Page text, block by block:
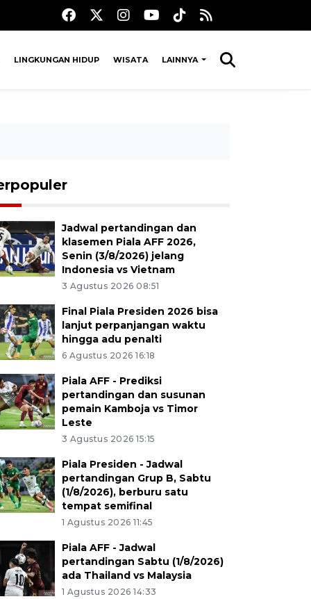
LINGKUNGAN HIDUP WISATA LAINNYA
Jadwal pertandingan dan
klasemen Piala AFF 2026,
Senin (3/8/2026) jelang
Indonesia vs Vietnam
3 Agustus 2026 08:51
Final Piala Presiden 2026 bisa
lanjut perpanjangan waktu
hingga adu penalti
6 Agustus 2026 16:18
Piala AFF - Prediksi
pertandingan dan susunan
pemain Kamboja vs Timor
Leste
3 Agustus 2026 15:15
Piala Presiden - Jadwal
pertandingan Grup B, Sabtu
(1/8/2026), berburu satu
tempat semifinal
1 Agustus 2026 11:45
Piala AFF - Jadwal
pertandingan Sabtu (1/8/2026)
ada Thailand vs Malaysia
1 Agustus 2026 14:33